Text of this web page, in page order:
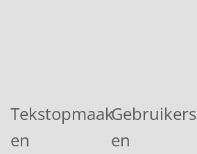
Tekstopmaak
en
Gebruikers
en